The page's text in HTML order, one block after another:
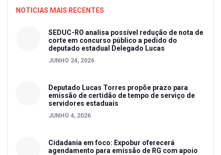
NOTICIAS MAIS RECENTES
SEDUC-RO analisa possível redução de nota de
corte em concurso público a pedido do
deputado estadual Delegado Lucas
JUNHO 24, 2026
Deputado Lucas Torres propõe prazo para
emissão de certidão de tempo de serviço de
servidores estaduais
JUNHO 4, 2026
Cidadania em foco: Expobur oferecerá
agendamento para emissão de RG com apoio